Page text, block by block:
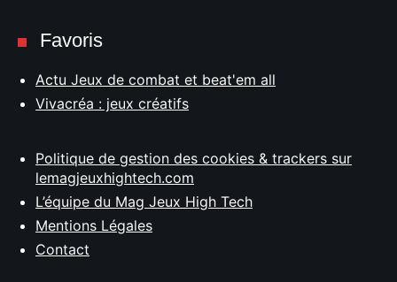
Favoris
Actu Jeux de combat et beat'em all
Vivacréa : jeux créatifs
Politique de gestion des cookies & trackers sur
lemagjeuxhightech.com
L’équipe du Mag Jeux High Tech
Mentions Légales
Contact